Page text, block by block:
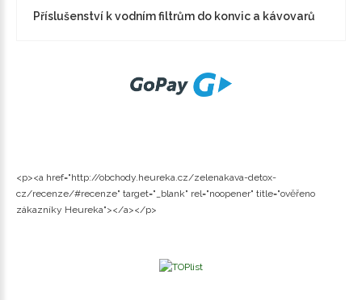
Příslušenství k vodním filtrům do konvic a kávovarů
<p><a href="http://obchody.heureka.cz/zelenakava-detox-
cz/recenze/#recenze" target="_blank" rel="noopener" title="ověřeno
zákazníky Heureka"></a></p>